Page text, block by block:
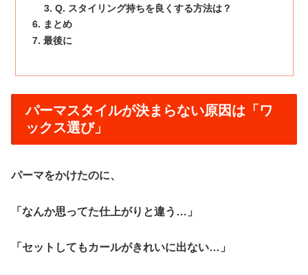
Q. スタイリング持ちを良くする方法は？
まとめ
最後に
パーマスタイルが決まらない原因は「ワ
ックス選び」
パーマをかけたのに、
「なんか思ってた仕上がりと違う…」
「セットしてもカールがきれいに出ない…」